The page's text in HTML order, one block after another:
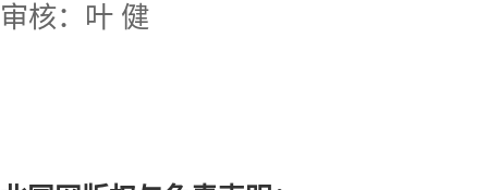
审核：叶 健